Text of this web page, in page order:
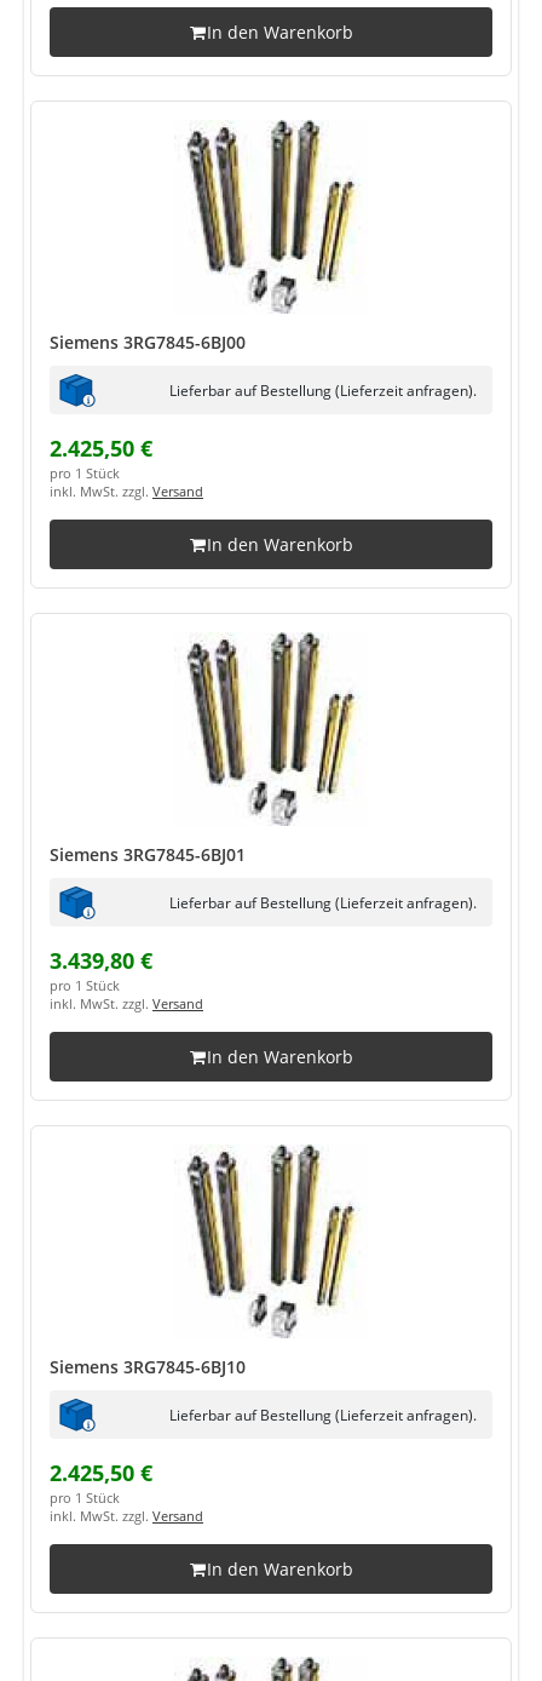
In den Warenkorb
Siemens 3RG7845-6BJ00
Lieferbar auf Bestellung (Lieferzeit anfragen).
2.425,50 €
pro 1 Stück
inkl. MwSt. zzgl. Versand
In den Warenkorb
Siemens 3RG7845-6BJ01
Lieferbar auf Bestellung (Lieferzeit anfragen).
3.439,80 €
pro 1 Stück
inkl. MwSt. zzgl. Versand
In den Warenkorb
Siemens 3RG7845-6BJ10
Lieferbar auf Bestellung (Lieferzeit anfragen).
2.425,50 €
pro 1 Stück
inkl. MwSt. zzgl. Versand
In den Warenkorb